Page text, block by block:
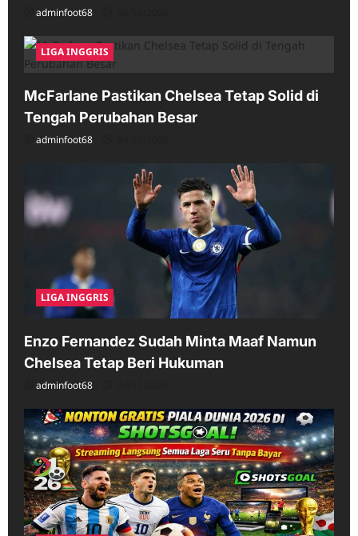
adminfoot68
LIGA INGGRIS
McFarlane Pastikan Chelsea Tetap Solid di
Tengah Perubahan Besar
adminfoot68
LIGA INGGRIS
Enzo Fernandez Sudah Minta Maaf Namun
Chelsea Tetap Beri Hukuman
adminfoot68